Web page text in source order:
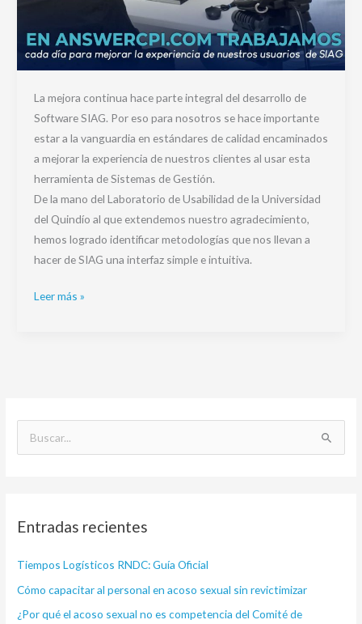
La mejora continua hace parte integral del desarrollo de
Software SIAG. Por eso para nosotros se hace importante
estar a la vanguardia en estándares de calidad encaminados
a mejorar la experiencia de nuestros clientes al usar esta
herramienta de Sistemas de Gestión.
De la mano del Laboratorio de Usabilidad de la Universidad
del Quindío al que extendemos nuestro agradecimiento,
hemos logrado identificar metodologías que nos llevan a
hacer de SIAG una interfaz simple e intuitiva.
Leer más »
a
p
o
r
Entradas recientes
Tiempos Logísticos RNDC: Guía Oficial
Cómo capacitar al personal en acoso sexual sin revictimizar
¿Por qué el acoso sexual no es competencia del Comité de